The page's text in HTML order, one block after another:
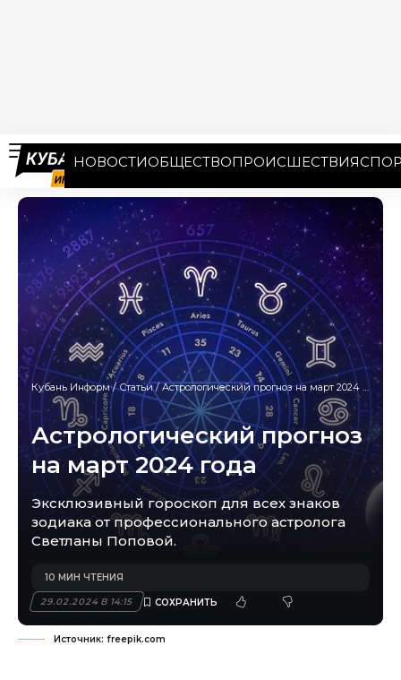
НОВОСТИОБЩЕСТВОПРОИСШЕСТВИЯ
Кубань Информ/Статьи/Астрологический прогноз на март 2024 года
Астрологический прогноз
на март 2024 года
Эксклюзивный гороскоп для всех знаков
зодиака от профессионального астролога
Светланы Поповой.
29.02.2024 В 14:15
10 МИН ЧТЕНИЯ
Источник: freepik.com